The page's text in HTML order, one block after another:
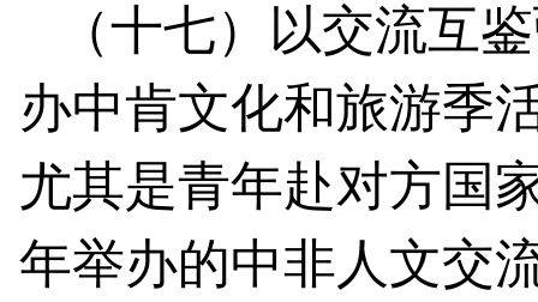
（十七）以交流互
办中肯文化和旅游季
尤其是青年赴对方国
年举办的中非人文交